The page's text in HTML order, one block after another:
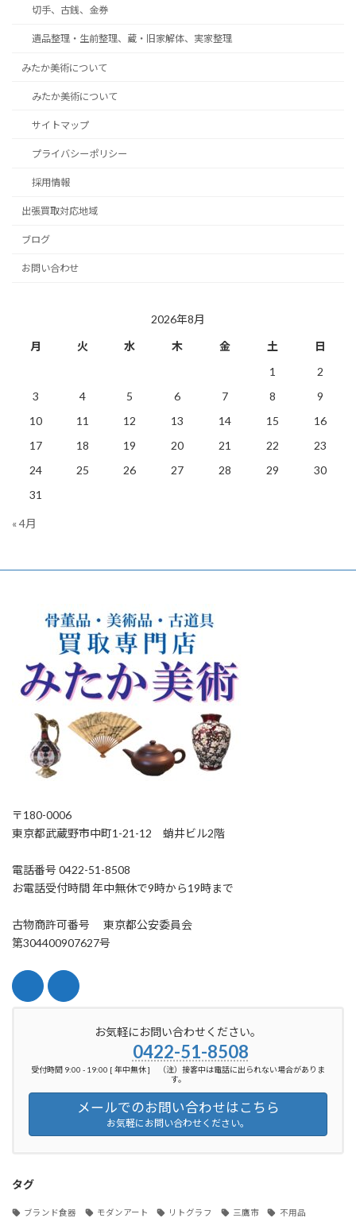
切手、古銭、金券
遺品整理・生前整理、蔵・旧家解体、実家整理
みたか美術について
みたか美術について
サイトマップ
プライバシーポリシー
採用情報
出張買取対応地域
ブログ
お問い合わせ
2026年8月
月
火 水 木 金 土
日
1
2
3
4 5 6 7 8
9
10
11 12 13 14 15
16
17
18 19 20 21 22
23
24
25 26 27 28 29
30
31
« 4月
〒180-0006
東京都武蔵野市中町1-21-12 蛸井ビル2階
電話番号 0422-51-8508
お電話受付時間 年中無休で9時から19時まで
古物商許可番号 東京都公安委員会
第304400907627号
お気軽にお問い合わせください。
0422-51-8508
受付時間 9:00 - 19:00 [ 年中無休 ] （注）接客中は電話に出られない場合がありま
す。
メールでのお問い合わせはこちら
お気軽にお問い合わせください。
タグ
ブランド食器 モダンアート リトグラフ 三鷹市 不用品